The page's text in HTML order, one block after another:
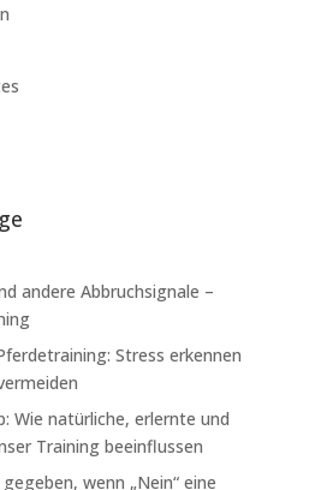
andere Abbruchsignale –
Stress erkennen
Wie natürliche, erlernte und
Training beeinflussen
wenn „Nein“ eine